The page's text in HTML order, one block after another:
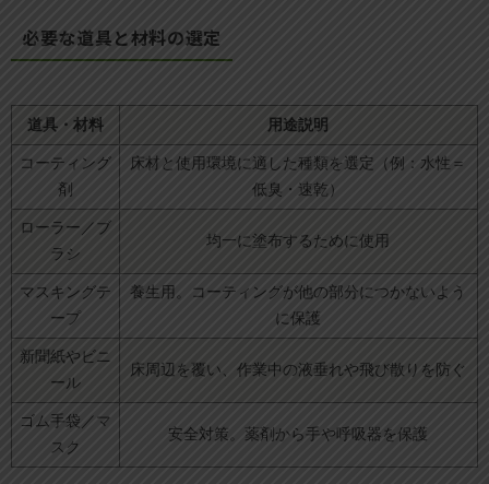
必要な道具と材料の選定
道具・材料 用途説明
コーティング
剤
床材と使用環境に適した種類を選定（例：水性＝
低臭・速乾）
ローラー／ブ
ラシ
均一に塗布するために使用
マスキングテ
ープ
養生用。コーティングが他の部分につかないよう
に保護
新聞紙やビニ
ール
床周辺を覆い、作業中の液垂れや飛び散りを防ぐ
ゴム手袋／マ
スク
安全対策。薬剤から手や呼吸器を保護